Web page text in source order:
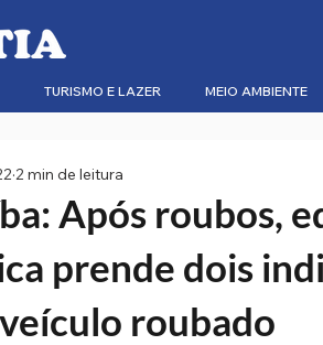
TURISMO E LAZER MEIO AMBIENTE
Após roubos,
prende dois
roubado
2 min de leitura